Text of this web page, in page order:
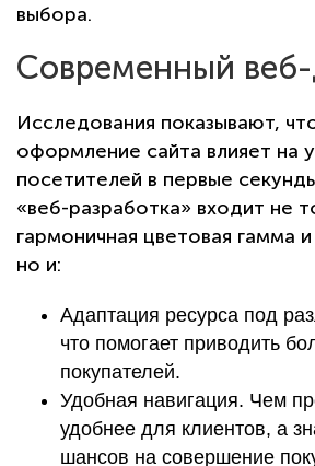
выбора.
Современный
Исследования показывают,
оформление сайта влияет на
посетителей в первые
«веб-разработка» входит не
гармоничная цветовая гамма
но и:
Адаптация ресурса под
что помогает приводить
покупателей.
Удобная навигация. Чем
удобнее для клиентов, а
шансов на совершение